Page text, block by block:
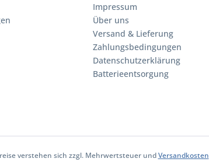
Impressum
Über uns
Versand & Lieferung
Zahlungsbedingungen
Datenschutzerklärung
Batterieentsorgung
verstehen sich zzgl. Mehrwertsteuer undVersandkosten